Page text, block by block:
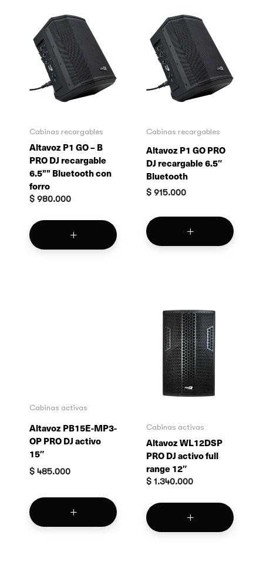
Cabinas recargables
Altavoz P1 GO – B
PRO DJ recargable
6.5”” Bluetooth con
forro
$ 980.000
Cabinas recargables
Altavoz P1 GO PRO
DJ recargable 6.5″
Bluetooth
$ 915.000
OP PRO DJ activo
15″
$485.000
Cabinas activas
Altavoz WL12DSP
PRO DJ activo full
range 12″
$ 1.340.000